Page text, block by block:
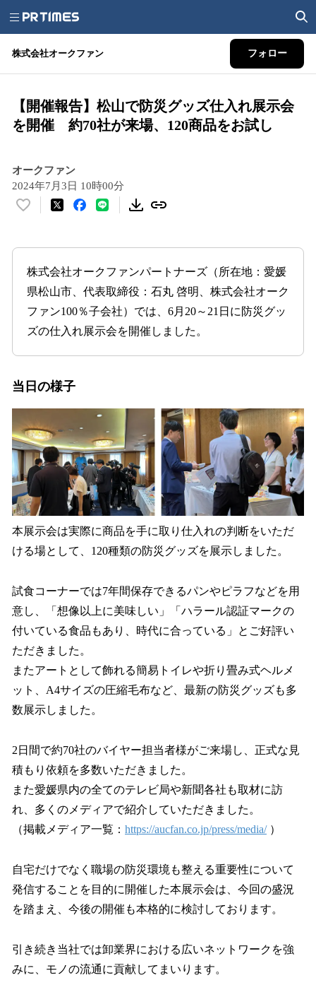
株式会社オークファン フォロー
【開催報告】松山で防災グッズ仕入れ展示会
を開催 約70社が来場、120商品をお試し
オークファン
2024年7月3日 10時00分
い
数
を
読
み
込
中
す
株式会社オークファンパートナーズ（所在地：愛媛
県松山市、代表取締役：石丸 啓明、株式会社オーク
ファン100％子会社）では、6月20～21日に防災グッ
ズの仕入れ展示会を開催しました。
当日の様子
本展示会は実際に商品を手に取り仕入れの判断をいただ
ける場として、120種類の防災グッズを展示しました。
試食コーナーでは7年間保存できるパンやピラフなどを用
意し、「想像以上に美味しい」「ハラール認証マークの
付いている食品もあり、時代に合っている」とご好評い
ただきました。
またアートとして飾れる簡易トイレや折り畳み式ヘルメ
ット、A4サイズの圧縮毛布など、最新の防災グッズも多
数展示しました。
2日間で約70社のバイヤー担当者様がご来場し、正式な見
積もり依頼を多数いただきました。
また愛媛県内の全てのテレビ局や新聞各社も取材に訪
れ、多くのメディアで紹介していただきました。
（掲載メディア一覧： https://aucfan.co.jp/press/media/）
自宅だけでなく職場の防災環境も整える重要性について
発信することを目的に開催した本展示会は、今回の盛況
を踏まえ、今後の開催も本格的に検討しております。
引き続き当社では卸業界における広いネットワークを強
みに、モノの流通に貢献してまいります。